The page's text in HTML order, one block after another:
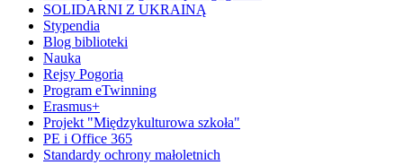
SOLIDARNI Z UKRAINĄ
Stypendia
Blog biblioteki
Nauka
Rejsy Pogorią
Program eTwinning
Erasmus+
Projekt "Międzykulturowa szkoła"
PE i Office 365
Standardy ochrony małoletnich